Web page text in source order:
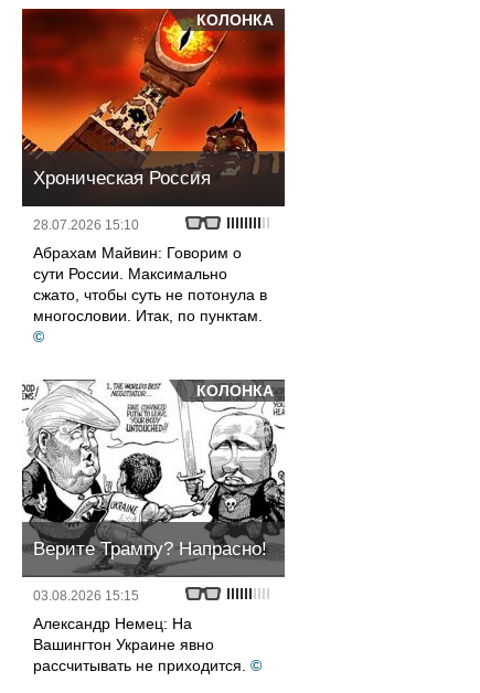
КОЛОНКА
Хроническая Россия
28.07.2026 15:10
Абрахам Майвин: Говорим о
сути России. Максимально
сжато, чтобы суть не потонула в
многословии. Итак, по пунктам.
©
КОЛОНКА
Верите Трампу? Напрасно!
03.08.2026 15:15
Александр Немец: На
Вашингтон Украине явно
рассчитывать не приходится. ©